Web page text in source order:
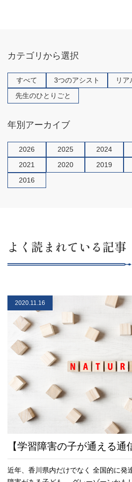
カテゴリから選択
すべて 3つのアシスト
リア
先生のひとりごと
年別アーカイブ
2026 2025 2024
2021
2020 2019
2016
よく読まれている記事
2020.11.16
【学習障害の子が通える通
近年、香川県内だけでなく 全国的に発